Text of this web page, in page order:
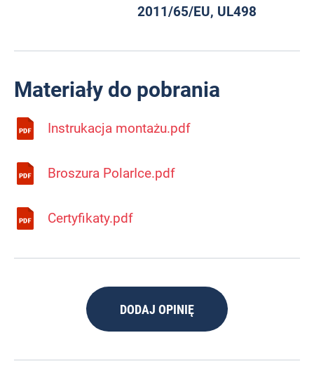
2011/65/EU, UL498
Materiały do pobrania
Instrukacja montażu.pdf
Broszura PolarIce.pdf
Certyfikaty.pdf
DODAJ OPINIĘ